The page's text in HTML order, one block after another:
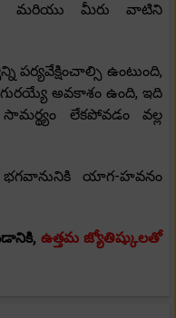
మరియు మీరు వాటిని
ఉంటుంది,
గురయ్యే అవకాశం ఉంది, ఇది
లేకపోవడం వల్ల
భగవానునికి యాగ-హవనం
ఉత్తమ జ్యోతిష్కులతో